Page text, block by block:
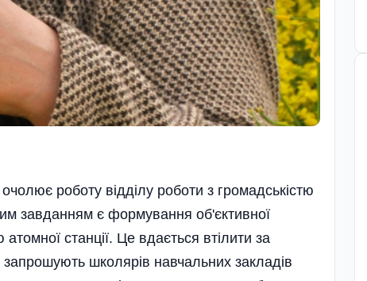
роботу відділу роботи з громадськістю
завданням є формування об'єктивної
станції. Це вдається втілити за
запрошують школярів навчальних закладів